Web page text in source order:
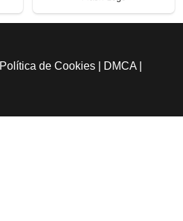
Política de Cookies DMCA